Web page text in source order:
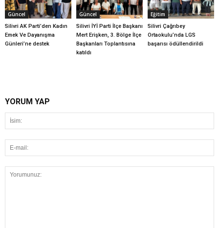
Güncel
Silivri AK Parti’den Kadın
Emek Ve Dayanışma
Günleri’ne destek
Güncel
Silivri İYİ Parti İlçe Başkanı
Mert Erişken, 3. Bölge İlçe
Başkanları Toplantısına
katıldı
Eğitim
Silivri Çağrıbey
Ortaokulu’nda LGS
başarısı ödüllendirildi
YORUM YAP